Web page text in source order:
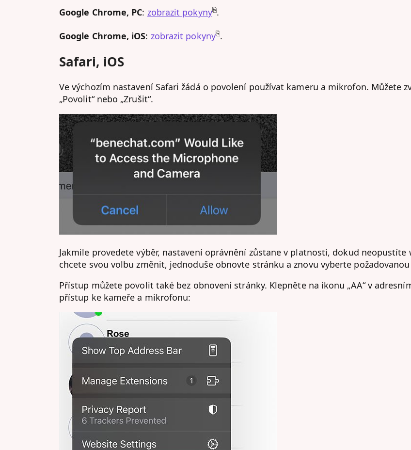
Google Chrome, PC: zobrazit pokyny⎘.
Google Chrome, iOS: zobrazit pokyny⎘.
Safari, iOS
Ve výchozím nastavení Safari žádá o povolení používat kameru a mikrofon. Můžete
„Povolit“ nebo „Zrušit“.
Jakmile provedete výběr, nastavení oprávnění zůstane v platnosti, dokud
chcete svou volbu změnit, jednoduše obnovte stránku a znovu vyberte
Přístup můžete povolit také bez obnovení stránky. Klepněte na ikonu „AA“ v
přístup ke kameře a mikrofonu: